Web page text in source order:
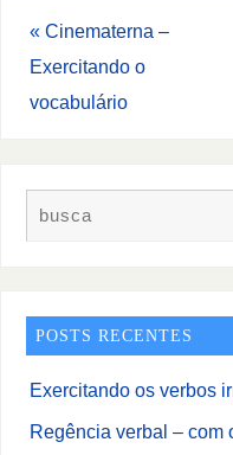
« Cinematerna –
Exercitando o
vocabulário
POSTS RECENTES
Exercitando os verbos
Regência verbal – com